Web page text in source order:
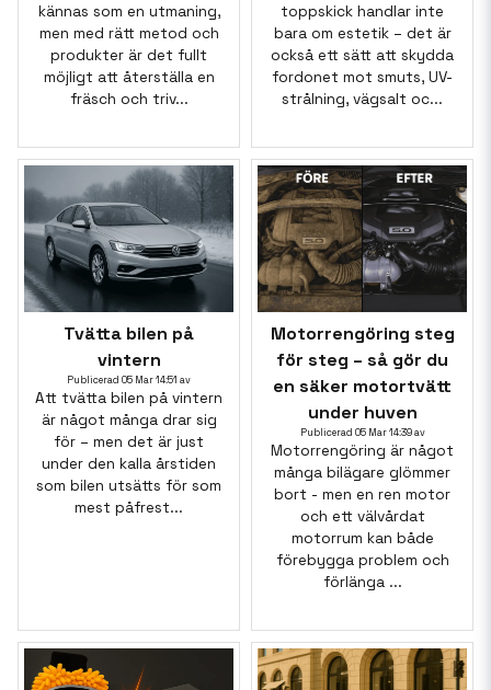
kännas som en utmaning,
men med rätt metod och
produkter är det fullt
möjligt att återställa en
fräsch och triv...
toppskick handlar inte
bara om estetik – det är
också ett sätt att skydda
fordonet mot smuts, UV-
strålning, vägsalt oc...
Tvätta bilen på
vintern
Publicerad 05 Mar 14:51 av
Att tvätta bilen på vintern
är något många drar sig
för – men det är just
under den kalla årstiden
som bilen utsätts för som
mest påfrest...
Motorrengöring steg
för steg – så gör du
en säker motortvätt
under huven
Publicerad 05 Mar 14:39 av
Motorrengöring är något
många bilägare glömmer
bort - men en ren motor
och ett välvårdat
motorrum kan både
förebygga problem och
förlänga ...